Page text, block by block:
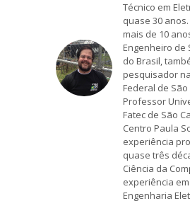
Técnico em
quase 30
mais de 10
Engenheiro de
do Brasil,
pesquisador
Federal de São
Professor
Fatec de São
Centro Paula
experiência
quase três
Ciência da
experiência
Engenharia